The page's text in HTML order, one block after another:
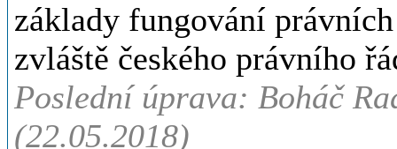
základy fungování
zvláště českého právního
Poslední úprava: Boháč
(22.05.2018)